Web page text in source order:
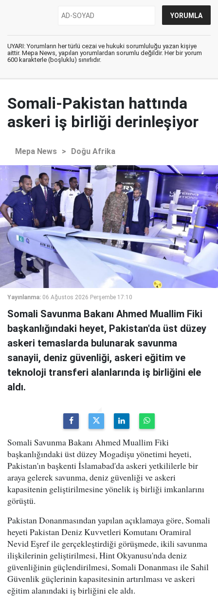
UYARI: Yorumların her türlü cezai ve hukuki sorumluluğu yazan kişiye
aittir. Mepa News, yapılan yorumlardan sorumlu değildir. Her bir yorum
600 karakterle (boşluklu) sınırlıdır.
Somali-Pakistan hattında
askeri iş birliği derinleşiyor
Mepa News > Doğu Afrika
Yayınlanma: 06 Ağustos 2026 Perşembe 17:10
Somali Savunma Bakanı Ahmed Muallim Fiki
başkanlığındaki heyet, Pakistan'da üst düzey
askeri temaslarda bulunarak savunma
sanayii, deniz güvenliği, askeri eğitim ve
teknoloji transferi alanlarında iş birliğini ele
aldı.
Somali Savunma Bakanı Ahmed Muallim Fiki
başkanlığındaki üst düzey Mogadişu yönetimi heyeti,
Pakistan'ın başkenti İslamabad'da askeri yetkililerle bir
araya gelerek savunma, deniz güvenliği ve askeri
kapasitenin geliştirilmesine yönelik iş birliği imkanlarını
görüştü.
Pakistan Donanmasından yapılan açıklamaya göre, Somali
heyeti Pakistan Deniz Kuvvetleri Komutanı Oramiral
Nevid Eşref ile gerçekleştirdiği görüşmede, ikili savunma
ilişkilerinin geliştirilmesi, Hint Okyanusu'nda deniz
güvenliğinin güçlendirilmesi, Somali Donanması ile Sahil
Güvenlik güçlerinin kapasitesinin artırılması ve askeri
eğitim alanındaki iş birliğini ele aldı.